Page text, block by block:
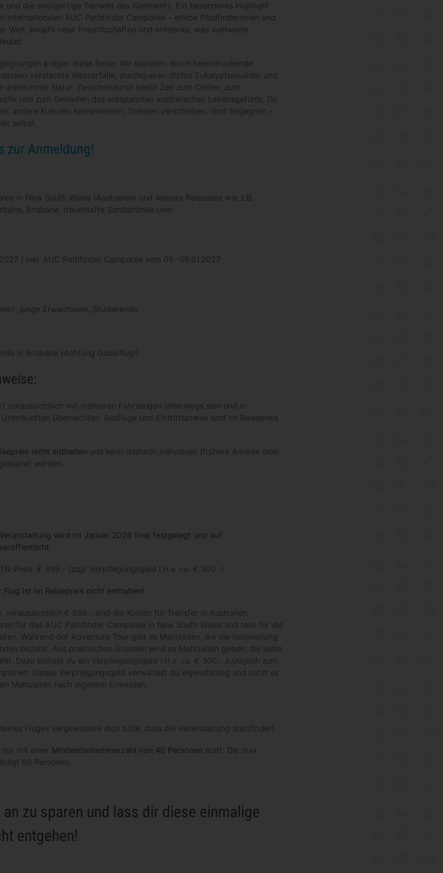
und die einzigartige Tierwelt des Kontinents. Ein besonderes Highlight
internationalen AUC Pathfinder Camporee – erlebe Pfadfinderinnen und
Welt, knüpfe neue Freundschaften und entdecke, was weltweite
prägen diese Reise: Wir wandern durch beeindruckende
versteckte Wasserfälle, durchqueren dichte Eukalyptuswälder und
unberührter Natur. Zwischendurch bleibt Zeit zum Chillen, zum
und zum Genießen des entspannten australischen Lebensgefühls. Du
andere Kulturen kennenlernen, Grenzen verschieben, Gott begegnen –
selbst.
zur Anmeldung!
in New South Wales (Australien) und weitere Reiseziele wie z.B.
Brisbane, traumhafte Sandstrände uvm.
| inkl. AUC Pathfinder Camporee vom 05.-09.01.2027
junge Erwachsene, Studierende
in Brisbane (Achtung Gabelflug!)
voraussichtlich mit mehreren Fahrzeugen unterwegs sein und in
übernachten. Ausflüge und Eintrittspreise sind im Reisepreis
nicht enthalten und kann dadurch individuell (frühere Anreise oder
werden.
wird im Januar 2026 final festgelegt und auf
.
TN-Preis: € 999.- (zzgl. Verpflegungsgeld i.H.v. ca. € 300.-)
Flug ist im Reisepreis nicht enthalten!
voraussichtlich € 999.- sind die Kosten für Transfer in Australien,
für das AUC Pathfinder Camporee in New South Wales und teils für die
Während der Adventure Tour gibt es Mahlzeiten, die die Reiseleitung
bezahlt. Aus praktischen Gründen wird es Mahlzeiten geben, die jeder
Dazu solltest du ein Verpflegungsgeld i.H.v. ca. € 300.- zuzüglich zum
Dieses Verpflegungsgeld verwaltest du eigenständig und nutzt es
Mahlzeiten nach eigenem Ermessen.
Fluges vergewissere dich bitte, dass die Veranstaltung stattfindet!
mit einer Mindestteilnehmerzahl von 40 Personen statt. Die max.
50 Personen.
zu sparen und lass dir diese einmalige
entgehen!